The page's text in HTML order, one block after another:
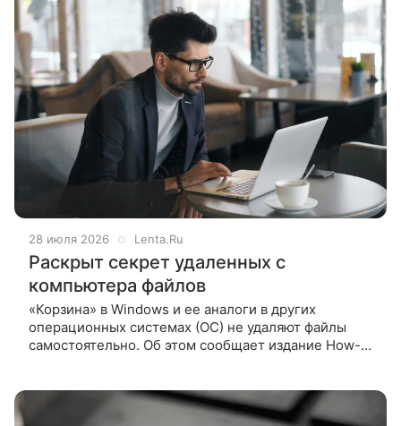
28 июля 2026 Lenta.Ru
Раскрыт секрет удаленных с
компьютера файлов
«Корзина» в Windows и ее аналоги в других
операционных системах (ОС) не удаляют файлы
самостоятельно. Об этом сообщает издание How-